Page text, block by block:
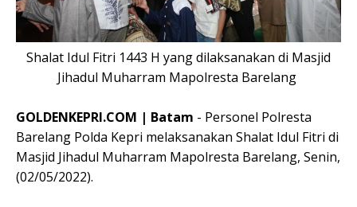
Shalat Idul Fitri 1443 H yang dilaksanakan di Masjid
Jihadul Muharram Mapolresta Barelang
GOLDENKEPRI.COM | Batam - Personel Polresta
Barelang Polda Kepri melaksanakan Shalat Idul Fitri di
Masjid Jihadul Muharram Mapolresta Barelang, Senin,
(02/05/2022).